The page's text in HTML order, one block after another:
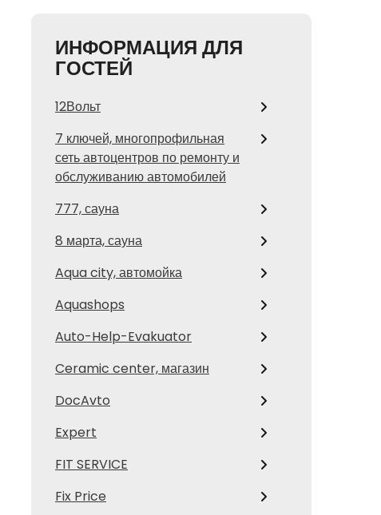
ИНФОРМАЦИЯ ДЛЯ
ГОСТЕЙ
12Вольт
7 ключей, многопрофильная
сеть автоцентров по ремонту и
обслуживанию автомобилей
777, сауна
8 марта, сауна
Aqua city, автомойка
Aquashops
Auto-Help-Evakuator
Ceramic center, магазин
DocAvto
Expert
FIT SERVICE
Fix Price